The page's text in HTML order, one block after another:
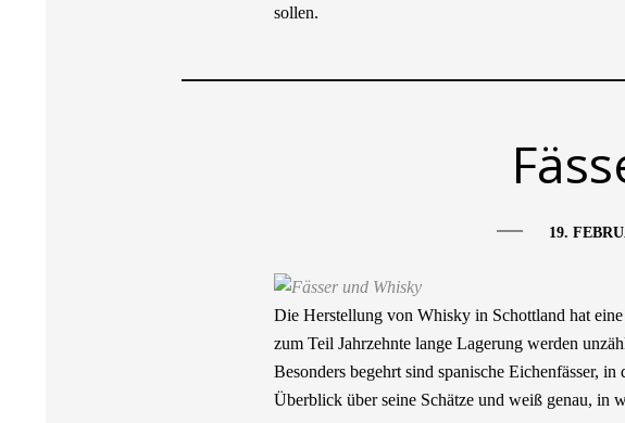
sollen.
19.
Die Herstellung von Whisky in Schottland hat
zum Teil Jahrzehnte lange Lagerung werden
Besonders begehrt sind spanische Eichenfässer,
Überblick über seine Schätze und weiß genau, in